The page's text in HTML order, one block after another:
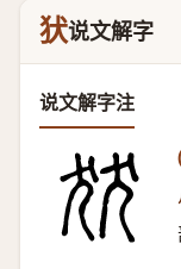
犾说文解字
说文解字注